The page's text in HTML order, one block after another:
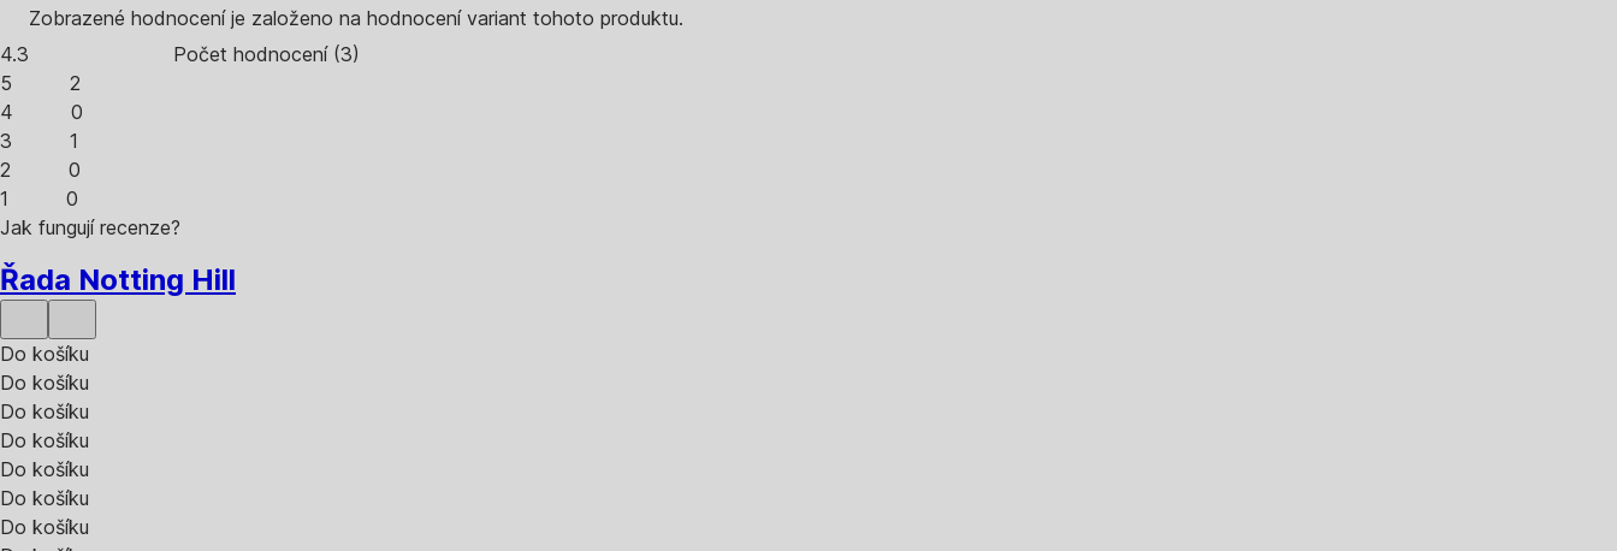
Zobrazené hodnocení je založeno na hodnocení variant tohoto produktu.
4.3
Počet hodnocení(3)
5
2
4
0
3
1
2
0
1
0
Jak fungují recenze?
Řada Notting Hill
Do košíku
Do košíku
Do košíku
Do košíku
Do košíku
Do košíku
Do košíku